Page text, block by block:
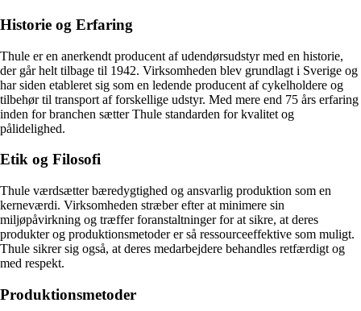
Historie og Erfaring
Thule er en anerkendt producent af udendørsudstyr med en historie,
der går helt tilbage til 1942. Virksomheden blev grundlagt i Sverige og
har siden etableret sig som en ledende producent af cykelholdere og
tilbehør til transport af forskellige udstyr. Med mere end 75 års erfaring
inden for branchen sætter Thule standarden for kvalitet og
pålidelighed.
Etik og Filosofi
Thule værdsætter bæredygtighed og ansvarlig produktion som en
kerneværdi. Virksomheden stræber efter at minimere sin
miljøpåvirkning og træffer foranstaltninger for at sikre, at deres
produkter og produktionsmetoder er så ressourceeffektive som muligt.
Thule sikrer sig også, at deres medarbejdere behandles retfærdigt og
med respekt.
Produktionsmetoder